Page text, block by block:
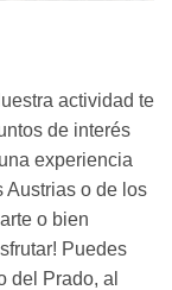
actividad te
de interés
experiencia
Austrias o de los
o bien
Puedes
del Prado, al